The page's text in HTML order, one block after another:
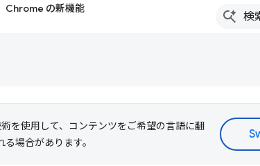
Chrome の新機能
を使用して、コンテンツをご希望の言語に翻
場合があります。